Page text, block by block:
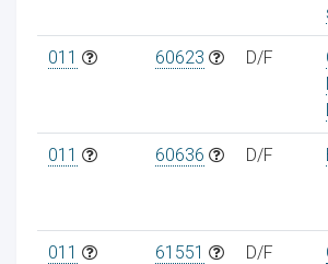
011 60623 D/F
011 60636 D/F
011 61551 D/F